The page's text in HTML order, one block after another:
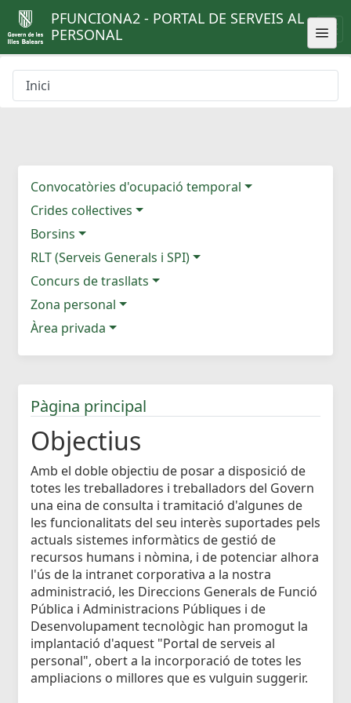
PFUNCIONA2 - PORTAL DE SERVEIS AL
PERSONAL
Inici
Convocatòries d'ocupació temporal
Crides col·lectives
Borsins
RLT (Serveis Generals i SPI)
Concurs de trasllats
Zona personal
Àrea privada
Pàgina principal
Objectius
Amb el doble objectiu de posar a disposició de
totes les treballadores i treballadors del Govern
una eina de consulta i tramitació d'algunes de
les funcionalitats del seu interès suportades pels
actuals sistemes informàtics de gestió de
recursos humans i nòmina, i de potenciar alhora
l'ús de la intranet corporativa a la nostra
administració, les Direccions Generals de Funció
Pública i Administracions Públiques i de
Desenvolupament tecnològic han promogut la
implantació d'aquest "Portal de serveis al
personal", obert a la incorporació de totes les
ampliacions o millores que es vulguin suggerir.